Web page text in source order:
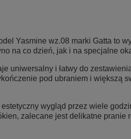
Yasmine wz.08 marki Gatta to
na co dzień, jak i na specjalne
uniwersalny i łatwy do
pod ubraniem i większą
wygląd przez wiele
zalecane jest delikatne pranie